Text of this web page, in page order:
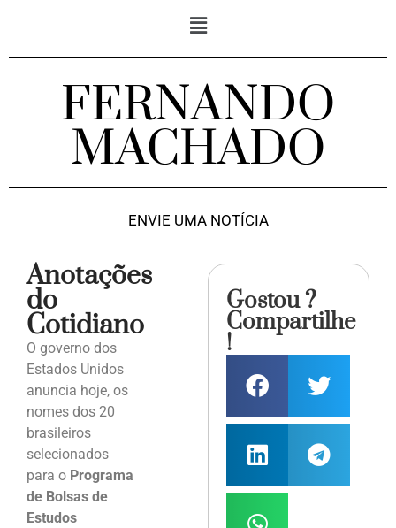
FERNANDO
MACHADO
ENVIE UMA NOTÍCIA
Anotações
do
Cotidiano
O governo dos
Estados Unidos
anuncia hoje, os
nomes dos 20
brasileiros
selecionados
para o Programa
de Bolsas de
Estudos
Gostou ?
Compartilhe
!